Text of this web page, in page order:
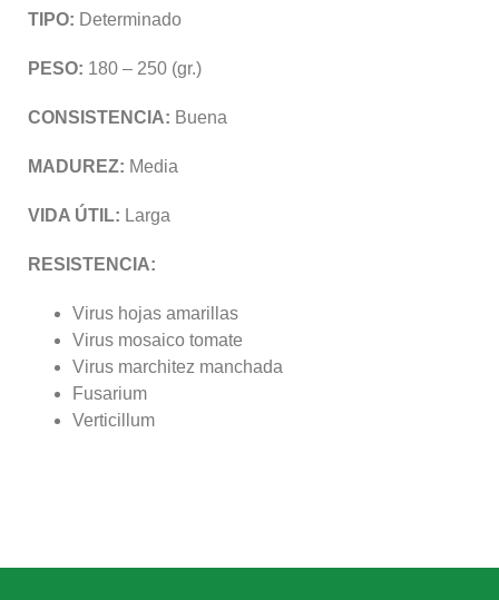
TIPO: Determinado
PESO: 180 – 250 (gr.)
CONSISTENCIA: Buena
MADUREZ: Media
VIDA ÚTIL: Larga
RESISTENCIA:
Virus hojas amarillas
Virus mosaico tomate
Virus marchitez manchada
Fusarium
Verticillum